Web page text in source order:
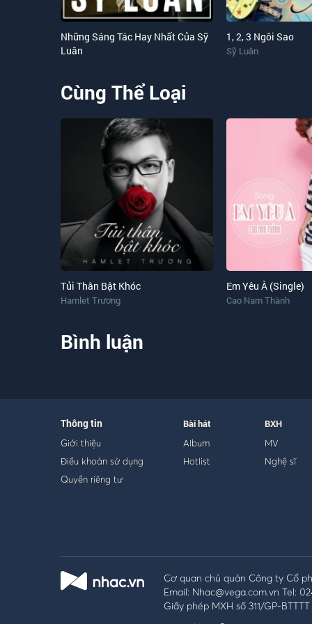
Những Sáng Tác Hay Nhất Của Sỹ
Luân
1, 2, 3 Ngôi Sao
Sỹ Luân
Cùng Thể Loại
Tủi Thân Bật Khóc
Hamlet Trương
Em Yêu À (Single)
Cao Nam Thành
Bình luận
Thông tin
Giới thiệu
Điều khoản sử dụng
Quyền riêng tư
Bài hát
Album
Hotlist
BXH
MV
Nghệ sĩ
Cơ quan chủ quản Công ty Cổ
Email: Nhac@vega.com.vn Tel:
Giấy phép MXH số 311/GP-